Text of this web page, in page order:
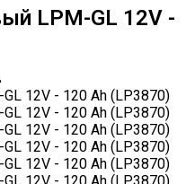
LPM-GL 12V -